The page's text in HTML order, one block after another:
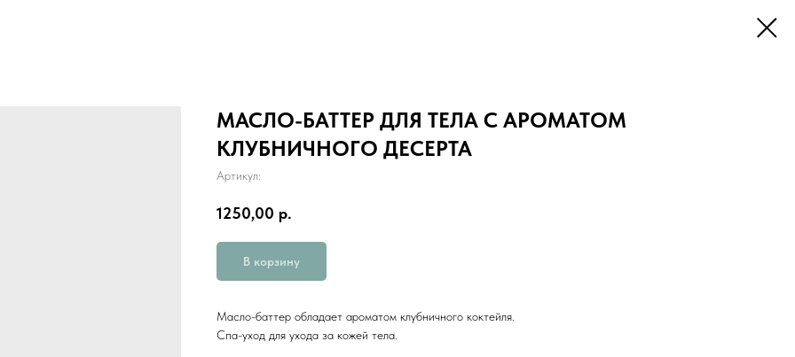
МАСЛО-БАТТЕР ДЛЯ ТЕЛА С АРОМАТОМ
КЛУБНИЧНОГО ДЕСЕРТА
Артикул:
1250,00 р.
В корзину
Масло-баттер обладает ароматом клубничного коктейля.
Спа-уход для ухода за кожей тела.